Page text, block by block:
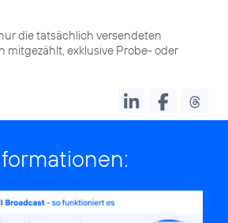
die tatsächlich versendeten
mitgezählt, exklusive Probe- oder